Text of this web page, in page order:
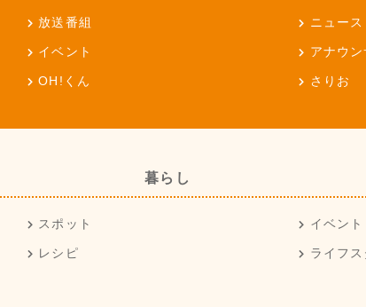
放送番組 ニュース
イベント アナウ
OH!くん さりお
暮らし
スポット イベント
レシピ ライフ